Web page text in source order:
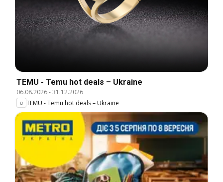
TEMU - Temu hot deals – Ukraine
06.08.2026-31.12.2026
TEMU - Temu hot deals – Ukraine